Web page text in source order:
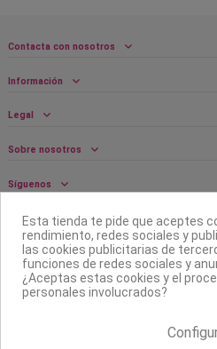
Contacta con nosotros
Información
Legal
Sobre nosotros
Síguenos
Boletín
Esta tienda te pide que aceptes
rendimiento, redes sociales y
las cookies publicitarias de
funciones de redes sociales y
¿Aceptas estas cookies y el
personales involucrados?